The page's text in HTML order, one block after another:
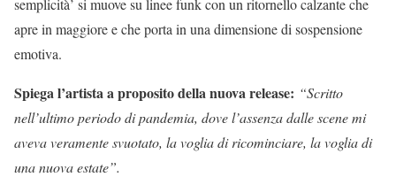
semplicità’ si muove su linee funk con un ritornello calzante che
apre in maggiore e che porta in una dimensione di sospensione
emotiva.
Spiega l’artista a proposito della nuova release: “Scritto
nell’ultimo periodo di pandemia, dove l’assenza dalle scene mi
aveva veramente svuotato, la voglia di ricominciare, la voglia di
una nuova estate”.